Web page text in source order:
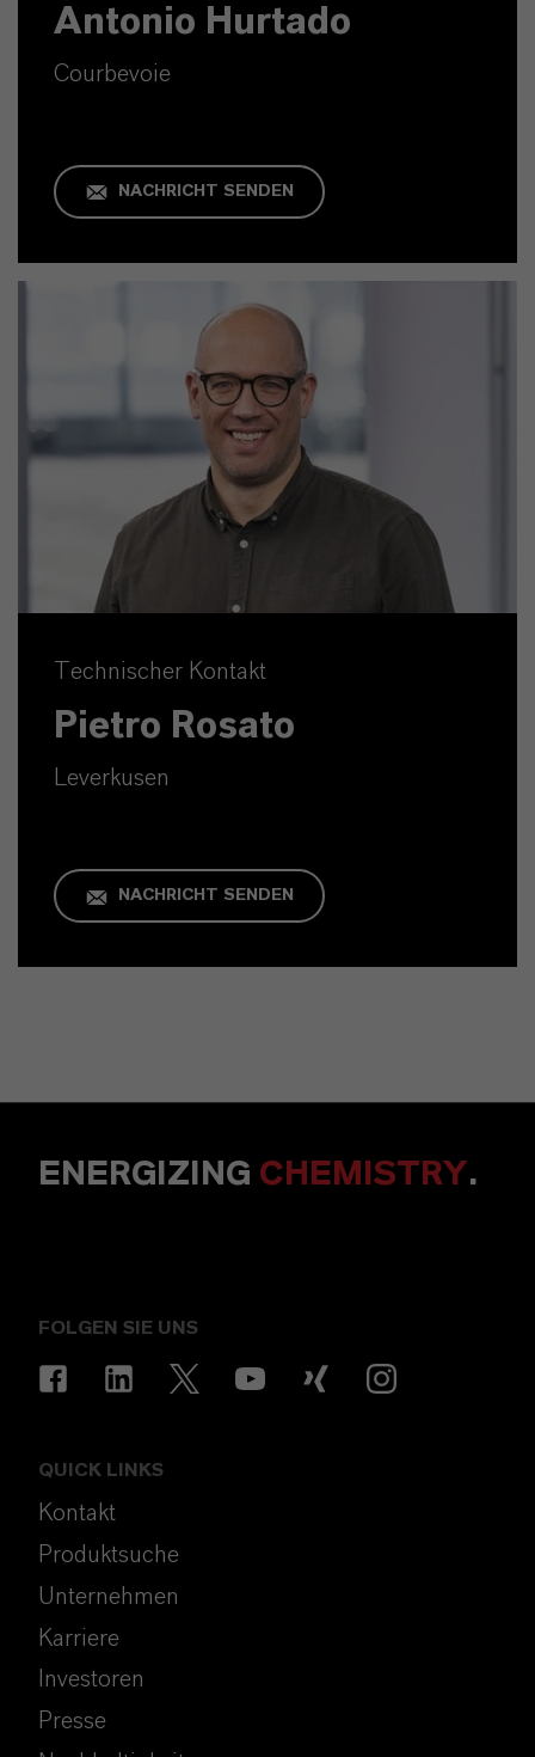
Antonio Hurtado
Courbevoie
NACHRICHT SENDEN
Technischer Kontakt
Pietro Rosato
Leverkusen
NACHRICHT SENDEN
ENERGIZING CHEMISTRY.
FOLGEN SIE UNS
QUICK LINKS
Kontakt
Produktsuche
Unternehmen
Karriere
Investoren
Presse